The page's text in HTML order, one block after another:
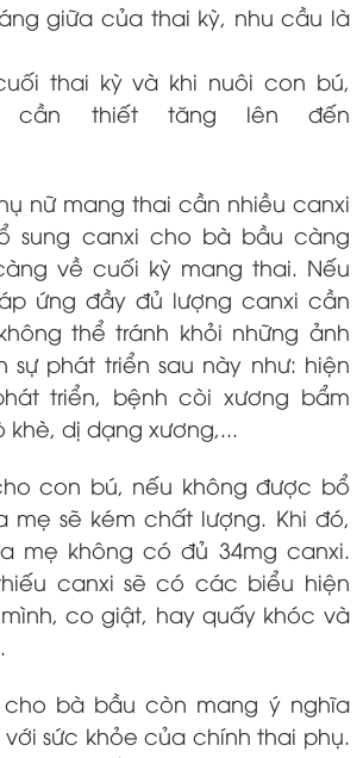
giữa của thai kỳ, nhu cầu là
thai kỳ và khi nuôi con bú,
cần thiết tăng lên đến
nữ mang thai cần nhiều canxi
sung canxi cho bà bầu càng
về cuối kỳ mang thai. Nếu
ứng đầy đủ lượng canxi cần
thể tránh khỏi những ảnh
sự phát triển sau này như: hiện
triển, bệnh còi xương bẩm
khè, dị dạng xương,...
con bú, nếu không được bổ
mẹ sẽ kém chất lượng. Khi đó,
mẹ không có đủ 34mg canxi.
canxi sẽ có các biểu hiện
co giật, hay quấy khóc và
cho bà bầu còn mang ý nghĩa
sức khỏe của chính thai phụ.